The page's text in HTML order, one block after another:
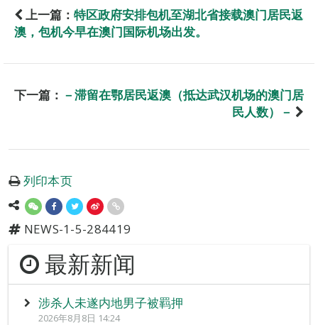
上一篇： 特区政府安排包机至湖北省接载澳门居民返
澳，包机今早在澳门国际机场出发。
下一篇： －滞留在鄂居民返澳（抵达武汉机场的澳门居
民人数）－
列印本页
NEWS-1-5-284419
最新新闻
涉杀人未遂内地男子被羁押
2026年8月8日 14:24